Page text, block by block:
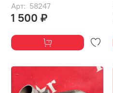
Арт: 58247
1 500 ₽